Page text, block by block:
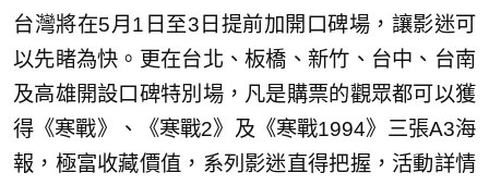
台灣將在5月1日至3日提前加開口碑場，讓影迷可
以先睹為快。更在台北、板橋、新竹、台中、台南
及高雄開設口碑特別場，凡是購票的觀眾都可以獲
得《寒戰》、《寒戰2》及《寒戰1994》三張A3海
報，極富收藏價值，系列影迷直得把握，活動詳情